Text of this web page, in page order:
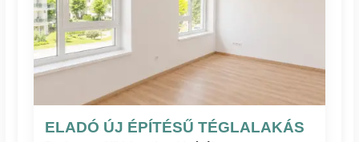
ELADÓ ÚJ ÉPÍTÉSŰ TÉGLALAKÁS